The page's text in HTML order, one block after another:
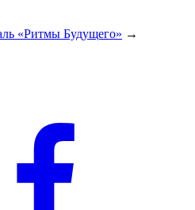
«Ритмы Будущего» →